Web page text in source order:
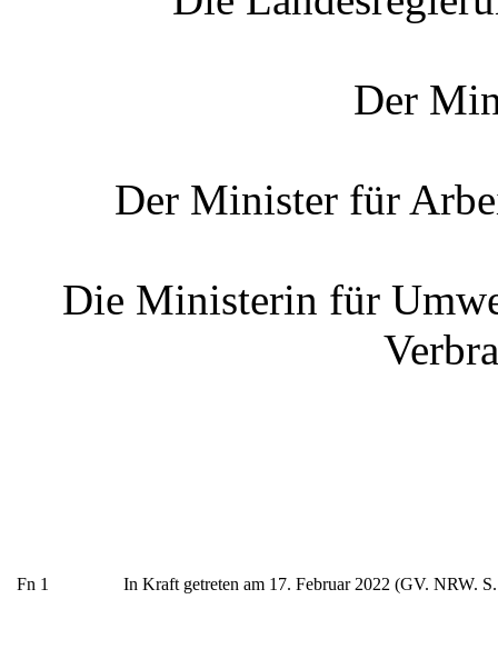
Der
Der Minister für
Die Ministerin für
Fn 1 In Kraft getreten am 17. Februar 2022 (GV. NRW.